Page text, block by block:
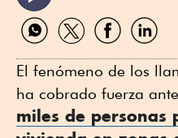
Compartir
por
Compartir
por
Compartir
por
Compartir
por
El fenómeno de los
ha cobrado fuerza ante
miles de personas